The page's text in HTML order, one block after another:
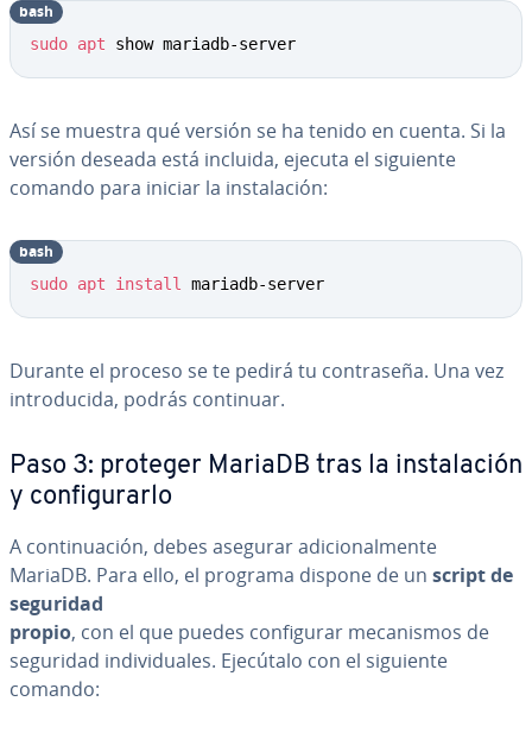
sudo apt show mariadb-server
bash
Así se muestra qué versión se ha tenido en cuenta. Si la
versión deseada está incluida, ejecuta el siguiente
comando para iniciar la in­s­ta­la­ción:
sudo apt install mariadb-server
bash
Durante el proceso se te pedirá tu co­n­tra­se­ña. Una vez
in­tro­du­ci­da, podrás continuar.
Paso 3: proteger MariaDB tras la in­s­ta­la­ción
y co­n­fi­gu­rar­lo
A co­n­ti­nua­ción, debes asegurar adi­cio­na­l­me­n­te
MariaDB. Para ello, el programa dispone de un script de
seguridad
propio, con el que puedes co­n­fi­gu­rar me­ca­ni­s­mos de
seguridad in­di­vi­dua­les. Ejecútalo con el siguiente
comando: